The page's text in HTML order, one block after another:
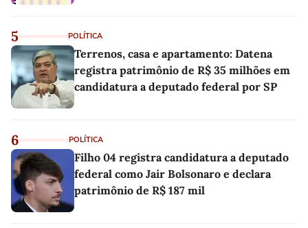
5 POLÍTICA
Terrenos, casa e apartamento: Datena
registra patrimônio de R$ 35 milhões em
candidatura a deputado federal por SP
6 POLÍTICA
Filho 04 registra candidatura a deputado
federal como Jair Bolsonaro e declara
patrimônio de R$ 187 mil